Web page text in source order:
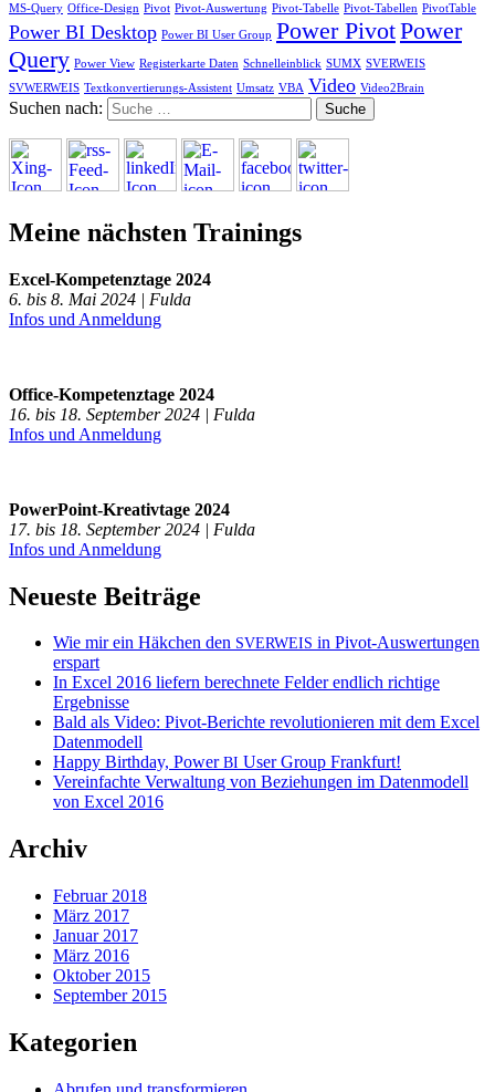
MS-Query Office-Design Pivot Pivot-Auswertung Pivot-Tabelle Pivot-Tabellen PivotTable
Power BI Desktop Power BI User Group Power PivotPower
Query Power View Registerkarte Daten Schnelleinblick SUMX SVERWEIS
SVWERWEIS Textkonvertierungs-Assistent Umsatz VBA Video Video2Brain
Suchen nach:
Meine nächsten Trainings
Excel-Kompetenztage 2024
6. bis 8. Mai 2024 | Fulda
Infos und Anmeldung
Office-Kompetenztage 2024
16. bis 18. September 2024 | Fulda
Infos und Anmeldung
PowerPoint-Kreativtage 2024
17. bis 18. September 2024 | Fulda
Infos und Anmeldung
Neueste Beiträge
Wie mir ein Häkchen den SVERWEIS in Pivot-Auswertungen
erspart
In Excel 2016 liefern berechnete Felder endlich richtige
Ergebnisse
Bald als Video: Pivot-Berichte revolutionieren mit dem Excel
Datenmodell
Happy Birthday, PowerBI User Group Frankfurt!
Vereinfachte Verwaltung von Beziehungen im Datenmodell
von Excel 2016
Archiv
Februar 2018
März 2017
Januar 2017
März 2016
Oktober 2015
September 2015
Kategorien